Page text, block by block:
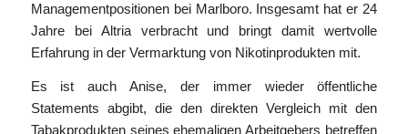
Managementpositionen bei Marlboro. Insgesamt hat er 24
Jahre bei Altria verbracht und bringt damit wertvolle
Erfahrung in der Vermarktung von Nikotinprodukten mit.
Es ist auch Anise, der immer wieder öffentliche
Statements abgibt, die den direkten Vergleich mit den
Tabakprodukten seines ehemaligen Arbeitgebers betreffen